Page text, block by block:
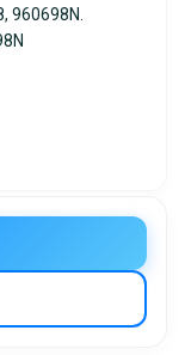
ул
выборе доставки
подписью, с Вас
плата. Перед
связаться с